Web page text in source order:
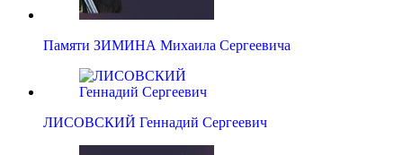
Памяти ЗИМИНА Михаила Сергеевича
ЛИСОВСКИЙ Геннадий Сергеевич